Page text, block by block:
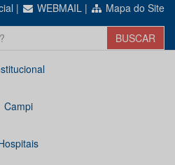
| WEBMAIL | Mapa do Site
Campi